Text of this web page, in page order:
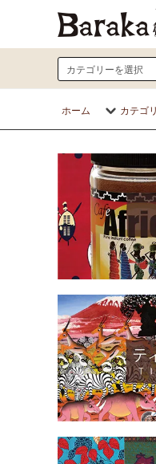
ホーム カテゴ